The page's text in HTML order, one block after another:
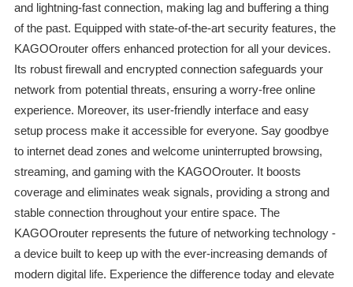
and lightning-fast connection, making lag and buffering a thing
of the past. Equipped with state-of-the-art security features, the
KAGOOrouter offers enhanced protection for all your devices.
Its robust firewall and encrypted connection safeguards your
network from potential threats, ensuring a worry-free online
experience. Moreover, its user-friendly interface and easy
setup process make it accessible for everyone. Say goodbye
to internet dead zones and welcome uninterrupted browsing,
streaming, and gaming with the KAGOOrouter. It boosts
coverage and eliminates weak signals, providing a strong and
stable connection throughout your entire space. The
KAGOOrouter represents the future of networking technology -
a device built to keep up with the ever-increasing demands of
modern digital life. Experience the difference today and elevate